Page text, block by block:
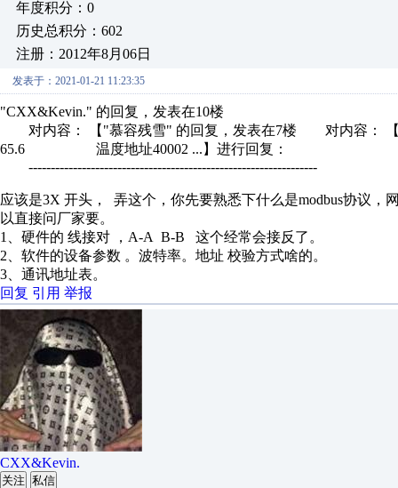
年度积分：0
历史总积分：602
注册：2012年8月06日
发表于：2021-01-21 11:23:35
"CXX&Kevin." 的回复，发表在10楼
对内容： 【"慕容残雪" 的回复，发表在7楼 对内容： 【
65.6 温度地址40002 ...】进行回复：
-----------------------------------------------------------------
应该是3X 开头， 弄这个，你先要熟悉下什么是modbus协议
以直接问厂家要。
1、硬件的 线接对 ，A-A B-B 这个经常会接反了。
2、软件的设备参数 。波特率。地址 校验方式啥的。
3、通讯地址表。
回复 引用 举报
CXX&Kevin.
关注 私信